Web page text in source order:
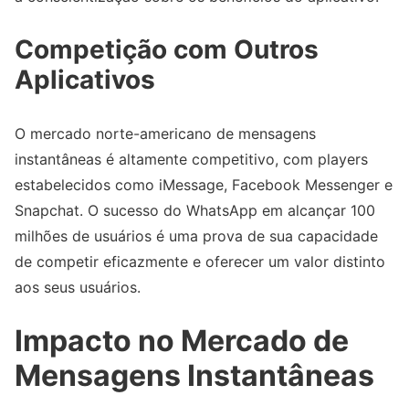
Competição com Outros
Aplicativos
O mercado norte-americano de mensagens
instantâneas é altamente competitivo, com players
estabelecidos como iMessage, Facebook Messenger e
Snapchat. O sucesso do WhatsApp em alcançar 100
milhões de usuários é uma prova de sua capacidade
de competir eficazmente e oferecer um valor distinto
aos seus usuários.
Impacto no Mercado de
Mensagens Instantâneas